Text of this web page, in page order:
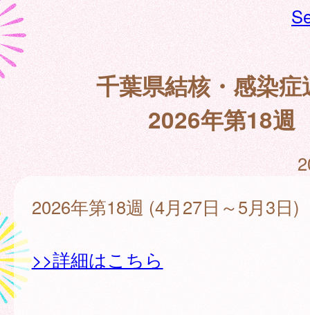
千葉県結核・感染症
2026年第18週
2026年第18週 (4月27日～5月3日)
>>詳細はこちら